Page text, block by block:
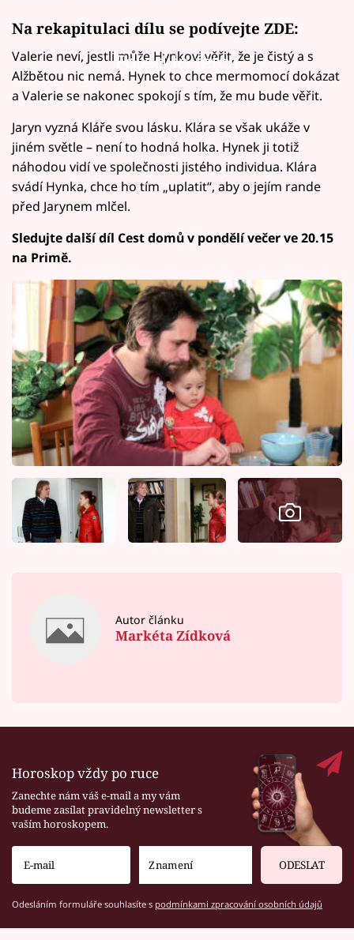
Na rekapitulaci dílu se podívejte ZDE:
Failed to fetch
Valerie neví, jestli může Hynkovi věřit, že je čistý a s
Alžbětou nic nemá. Hynek to chce mermomocí dokázat
a Valerie se nakonec spokojí s tím, že mu bude věřit.
Jaryn vyzná Kláře svou lásku. Klára se však ukáže v
jiném světle – není to hodná holka. Hynek ji totiž
náhodou vidí ve společnosti jistého individua. Klára
svádí Hynka, chce ho tím „uplatit“, aby o jejím rande
před Jarynem mlčel.
Sledujte další díl Cest domů v pondělí večer ve 20.15
na Primě.
Autor článku
Markéta Zídková
Horoskop vždy po ruce
Zanechte nám váš e-mail a my vám
budeme zasílat pravidelný newsletter s
vaším horoskopem.
ODESLAT
Odesláním formuláře souhlasíte s podmínkami zpracování osobních údajů